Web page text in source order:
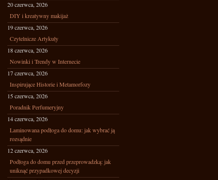
20 czerwca, 2026
DIY i kreatywny makijaż
19 czerwca, 2026
Czytelnicze Artykuły
18 czerwca, 2026
Nowinki i Trendy w Internecie
17 czerwca, 2026
Inspirujące Historie i Metamorfozy
15 czerwca, 2026
Poradnik Perfumeryjny
14 czerwca, 2026
Laminowana podłoga do domu: jak wybrać ją
rozsądnie
12 czerwca, 2026
Podłoga do domu przed przeprowadzką: jak
uniknąć przypadkowej decyzji